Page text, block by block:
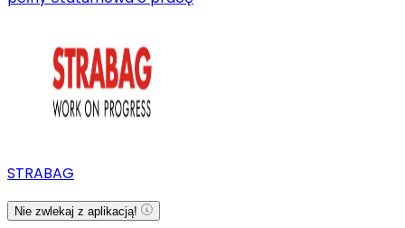
STRABAG
Nie zwlekaj z aplikacją!